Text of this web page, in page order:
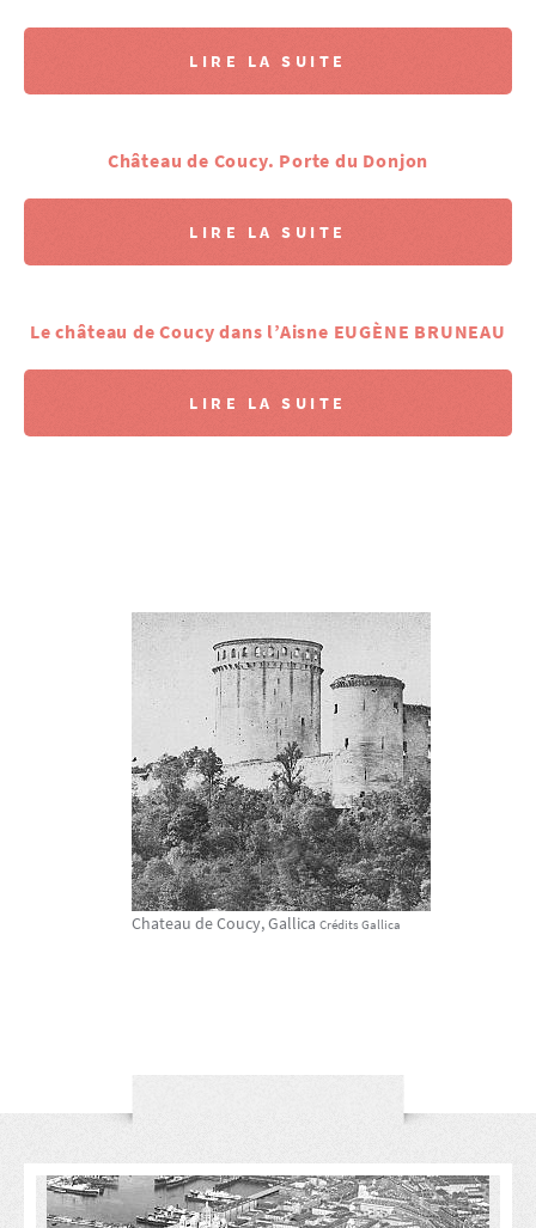
LIRE LA SUITE
Château de Coucy. Porte du Donjon
LIRE LA SUITE
Le château de Coucy dans l’Aisne EUGÈNE BRUNEAU
LIRE LA SUITE
Chateau de Coucy, Gallica Crédits Gallica